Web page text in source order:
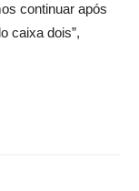
continuar após
caixa dois”,